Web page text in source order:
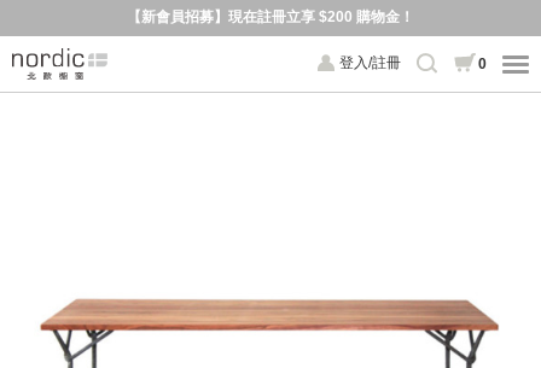
【新會員招募】現在註冊立享 $200 購物金！
登入/註冊 0